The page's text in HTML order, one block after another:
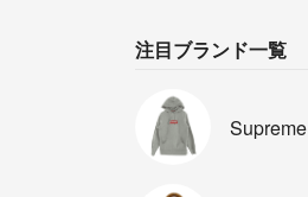
注目ブランド一覧
Supreme